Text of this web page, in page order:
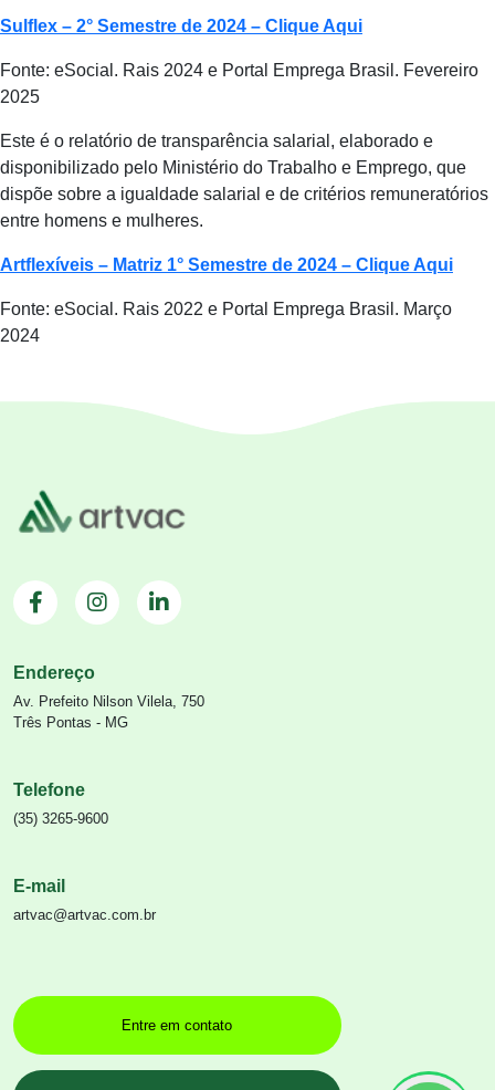
Sulflex – 2° Semestre de 2024 – Clique Aqui
Fonte: eSocial. Rais 2024 e Portal Emprega Brasil. Fevereiro
2025
Este é o relatório de transparência salarial, elaborado e
disponibilizado pelo Ministério do Trabalho e Emprego, que
dispõe sobre a igualdade salarial e de critérios remuneratórios
entre homens e mulheres.
Artflexíveis – Matriz 1° Semestre de 2024 – Clique Aqui
Fonte: eSocial. Rais 2022 e Portal Emprega Brasil. Março
2024
Endereço
Av. Prefeito Nilson Vilela, 750
Três Pontas - MG
Telefone
(35) 3265-9600
E-mail
artvac@artvac.com.br
Entre em contato